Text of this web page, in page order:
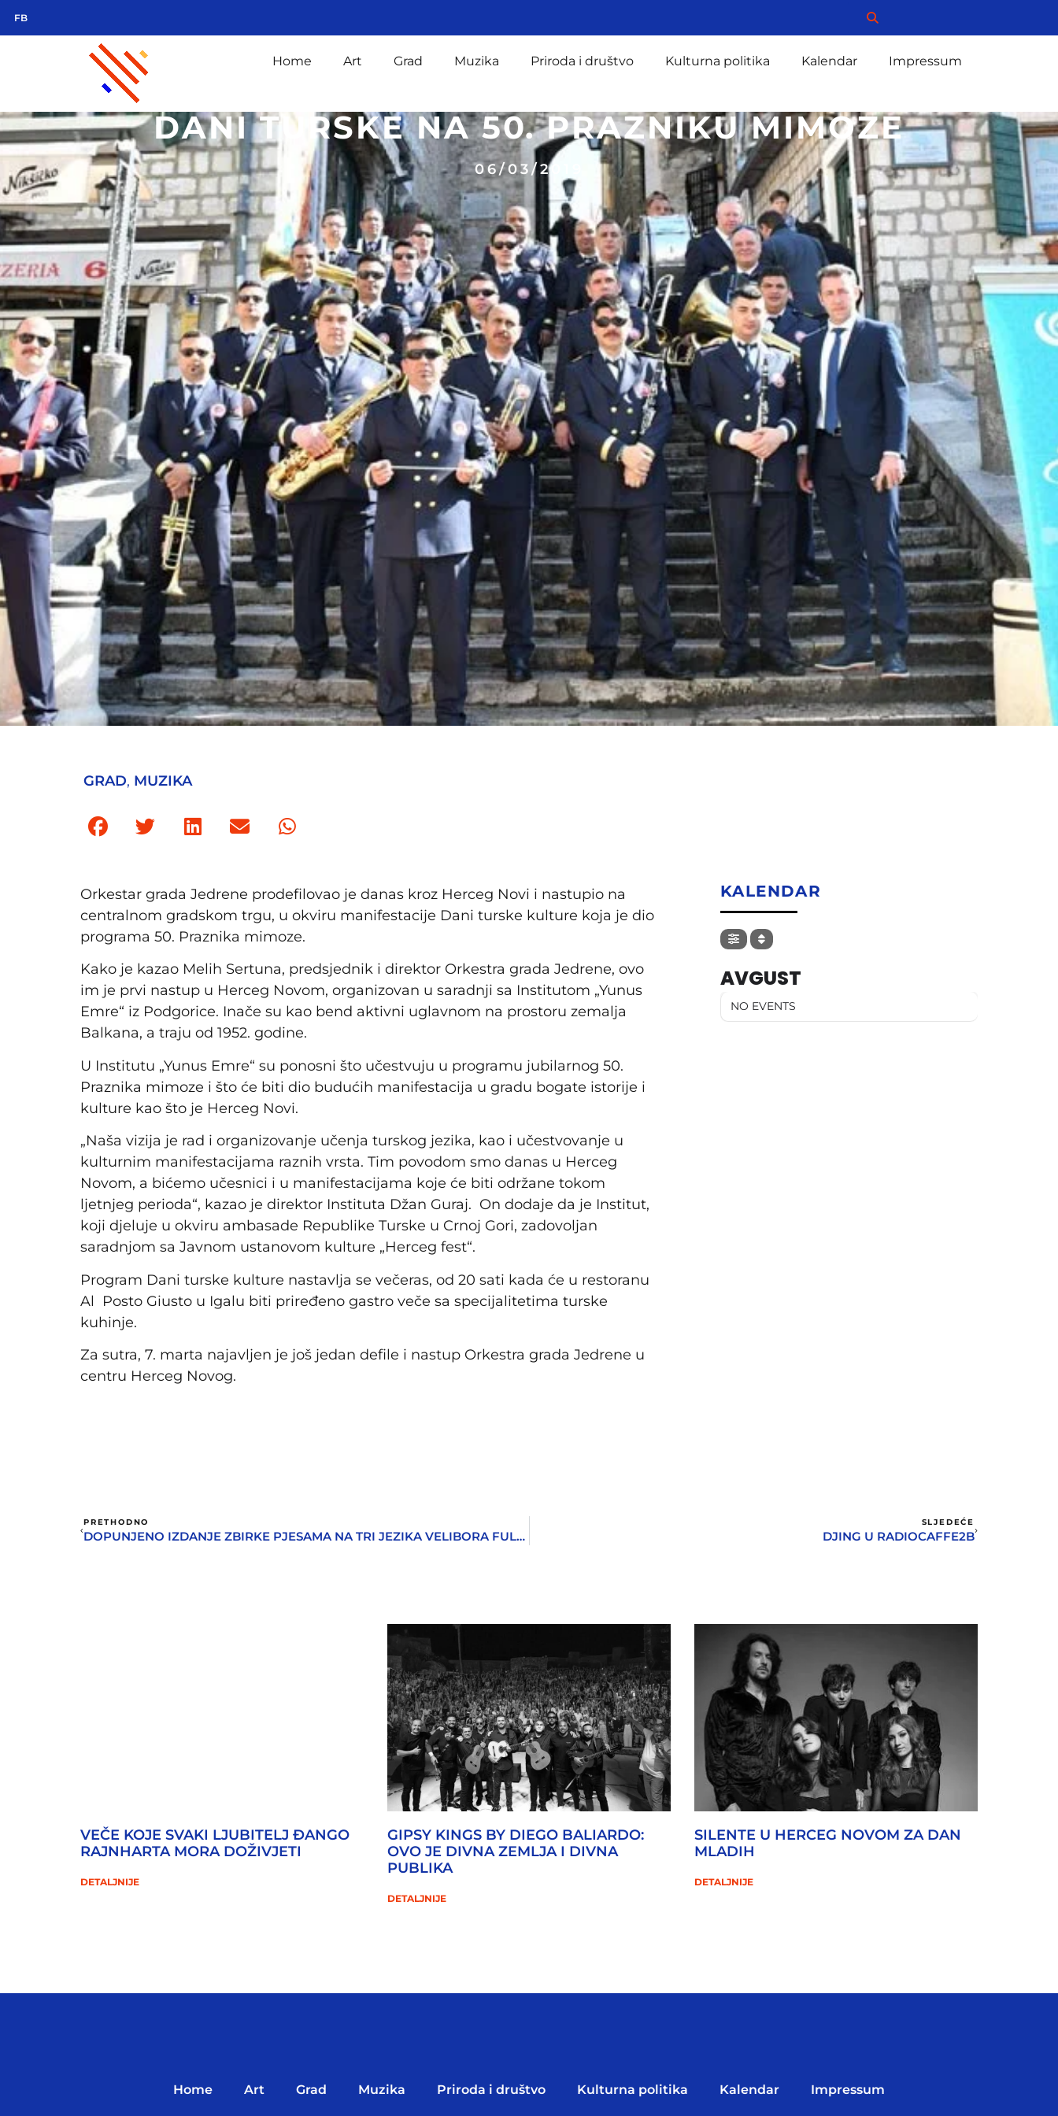
FB
Home Art Grad Muzika Priroda i društvo Kulturna politika Kalendar Impressum
DANI TURSKE NA 50. PRAZNIKU MIMOZE
06/03/2019
GRAD, MUZIKA
Orkestar grada Jedrene prodefilovao je danas kroz Herceg Novi i nastupio na
centralnom gradskom trgu, u okviru manifestacije Dani turske kulture koja je dio
programa 50. Praznika mimoze.
Kako je kazao Melih Sertuna, predsjednik i direktor Orkestra grada Jedrene, ovo
im je prvi nastup u Herceg Novom, organizovan u saradnji sa Institutom „Yunus
Emre“ iz Podgorice. Inače su kao bend aktivni uglavnom na prostoru zemalja
Balkana, a traju od 1952. godine.
U Institutu „Yunus Emre“ su ponosni što učestvuju u programu jubilarnog 50.
Praznika mimoze i što će biti dio budućih manifestacija u gradu bogate istorije i
kulture kao što je Herceg Novi.
„Naša vizija je rad i organizovanje učenja turskog jezika, kao i učestvovanje u
kulturnim manifestacijama raznih vrsta. Tim povodom smo danas u Herceg
Novom, a bićemo učesnici i u manifestacijama koje će biti održane tokom
ljetnjeg perioda“, kazao je direktor Instituta Džan Guraj. On dodaje da je Institut,
koji djeluje u okviru ambasade Republike Turske u Crnoj Gori, zadovoljan
saradnjom sa Javnom ustanovom kulture „Herceg fest“.
Program Dani turske kulture nastavlja se večeras, od 20 sati kada će u restoranu
Al Posto Giusto u Igalu biti priređeno gastro veče sa specijalitetima turske
kuhinje.
Za sutra, 7. marta najavljen je još jedan defile i nastup Orkestra grada Jedrene u
centru Herceg Novog.
KALENDAR
AVGUST
NO EVENTS
PRETHODNO
DOPUNJENO IZDANJE ZBIRKE PJESAMA NA TRI JEZIKA VELIBORA FULURIJE
SLJEDEĆE
DJING U RADIOCAFFE2B
VEČE KOJE SVAKI LJUBITELJ ĐANGO
RAJNHARTA MORA DOŽIVJETI
DETALJNIJE
GIPSY KINGS BY DIEGO BALIARDO:
OVO JE DIVNA ZEMLJA I DIVNA
PUBLIKA
DETALJNIJE
SILENTE U HERCEG NOVOM ZA DAN
MLADIH
DETALJNIJE
Home Art Grad Muzika Priroda i društvo Kulturna politika Kalendar Impressum